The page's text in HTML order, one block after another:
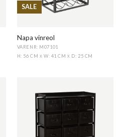
SALE
Napa vinreol
VARENR: M07101
H: 56 CM X W: 41 CMX D: 25 CM